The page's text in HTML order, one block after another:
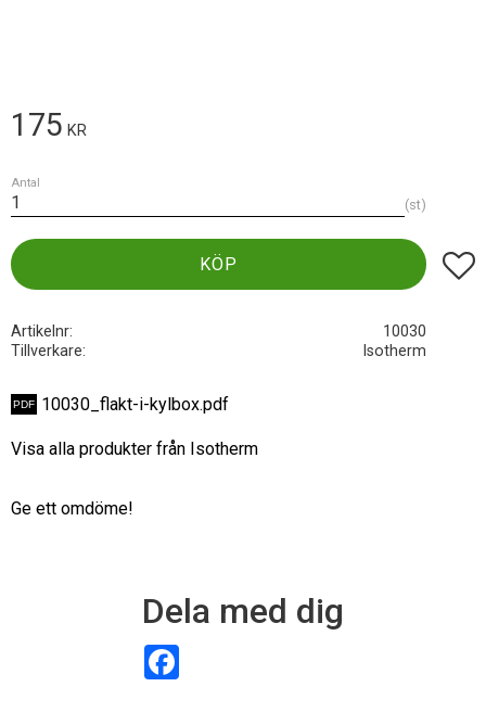
175 KR
Antal
st
KÖP Lägg
Artikelnr
10030
Tillverkare
Isotherm
10030_flakt-i-kylbox.pdf
Visa alla produkter från Isotherm
Ge ett omdöme!
Dela med dig